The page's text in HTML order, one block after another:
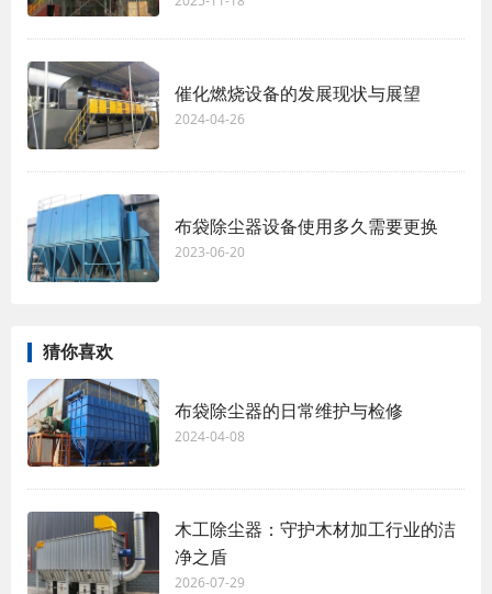
催化燃烧设备的发展现状与展望
2024-04-26
布袋除尘器设备使用多久需要更换
2023-06-20
猜你喜欢
布袋除尘器的日常维护与检修
2024-04-08
木工除尘器：守护木材加工行业的洁
净之盾
2026-07-29